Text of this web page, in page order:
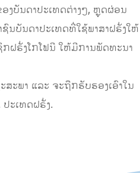
ງບັນດາປະເທດຕ່າງໆ, ຫຼຸດຜ່ອນ
ນ​ບັນດາ​ປະ​ເທດທີ່ໃຊ້ພາສາຝຣັ່ງໃຫ້
ຝຣັ່ງໂກໂຟນີ ໃຫ້ມີການພັດທະນາ
ະພາ ແລະ ຈະຖືກຮັບຮອງເອົາໃນ
ະເທດຝຣັ່ງ.